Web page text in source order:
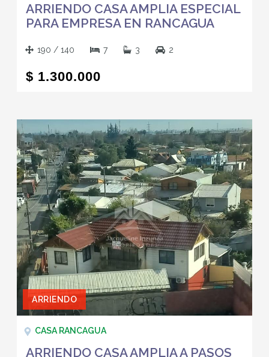
ARRIENDO CASA AMPLIA ESPECIAL
PARA EMPRESA EN RANCAGUA
190 / 140 7 3 2
$ 1.300.000
ARRIENDO
CASA RANCAGUA
ARRIENDO CASA AMPLIA A PASOS